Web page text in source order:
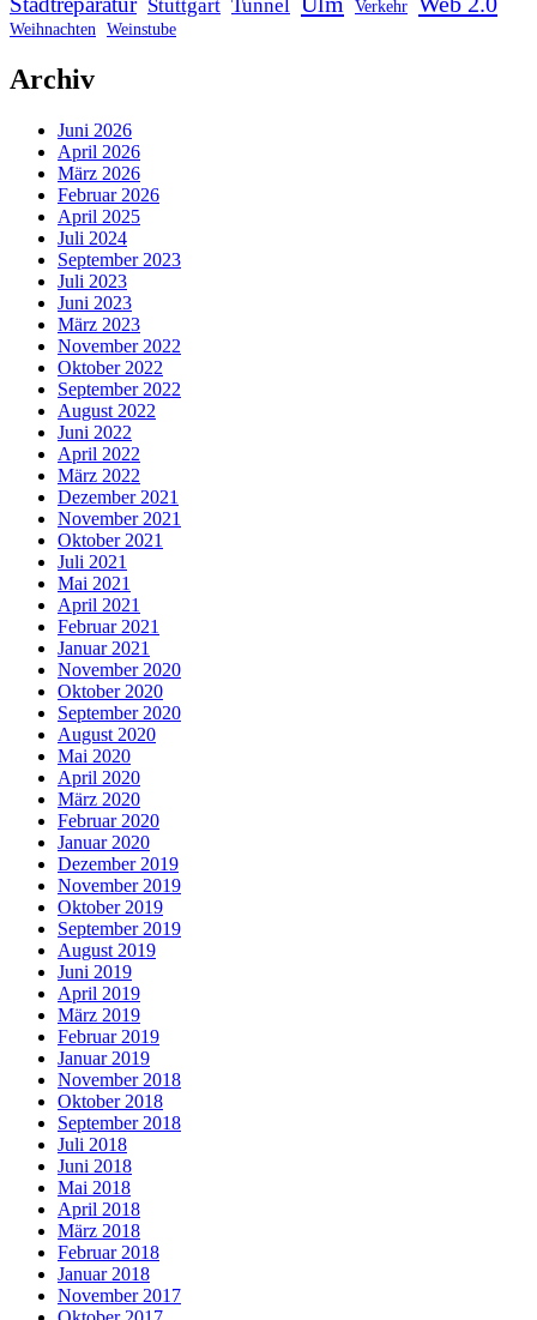
Stuttgart Tunnel Verkehr
Weihnachten Weinstube
Archiv
Juni 2026
April 2026
März 2026
Februar 2026
April 2025
Juli 2024
September 2023
Juli 2023
Juni 2023
März 2023
November 2022
Oktober 2022
September 2022
August 2022
Juni 2022
April 2022
März 2022
Dezember 2021
November 2021
Oktober 2021
Juli 2021
Mai 2021
April 2021
Februar 2021
Januar 2021
November 2020
Oktober 2020
September 2020
August 2020
Mai 2020
April 2020
März 2020
Februar 2020
Januar 2020
Dezember 2019
November 2019
Oktober 2019
September 2019
August 2019
Juni 2019
April 2019
März 2019
Februar 2019
Januar 2019
November 2018
Oktober 2018
September 2018
Juli 2018
Juni 2018
Mai 2018
April 2018
März 2018
Februar 2018
Januar 2018
November 2017